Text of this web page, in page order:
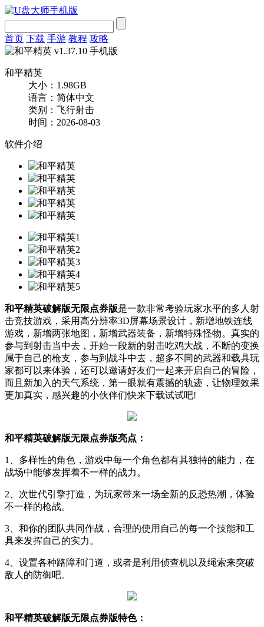
首页 下载 手游 教程 攻略
和平精英
大小：1.98GB
语言：简体中文
类别：飞行射击
时间：2026-08-03
软件介绍
和平精英破解版无限点券版是一款非常考验玩家水平的多人射
击竞技游戏，采用高分辨率3D屏幕场景设计，新增地铁连线
游戏，新增两张地图，新增武器装备，新增特殊怪物。真实的
参与到射击当中去，开始一段新的射击吃鸡大战，不断的变换
属于自己的枪支，参与到战斗中去，超多不同的武器和载具玩
家都可以来体验，还可以邀请好友们一起来开启自己的冒险，
而且新加入的天气系统，第一眼就有震撼的轨迹，让物理效果
更加真实，感兴趣的小伙伴们快来下载试试吧!
和平精英破解版无限点券版亮点：
1、多样性的角色，游戏中每一个角色都有其独特的能力，在
战场中能够发挥着不一样的战力。
2、次世代引擎打造，为玩家带来一场全新的反恐热潮，体验
不一样的枪战。
3、和你的团队共同作战，合理的使用自己的每一个技能和工
具来发挥自己的实力。
4、设置各种路障和门道，或者是利用侦查机以及绳索来突破
敌人的防御吧。
和平精英破解版无限点券版特色：